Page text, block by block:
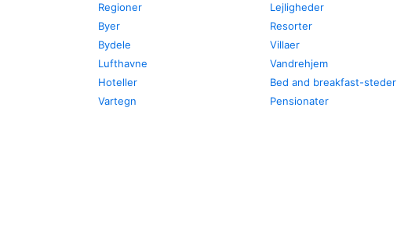
Regioner
Byer
Bydele
Lufthavne
Hoteller
Vartegn
Lejligheder
Resorter
Villaer
Vandrehjem
Bed and breakfast-steder
Pensionater